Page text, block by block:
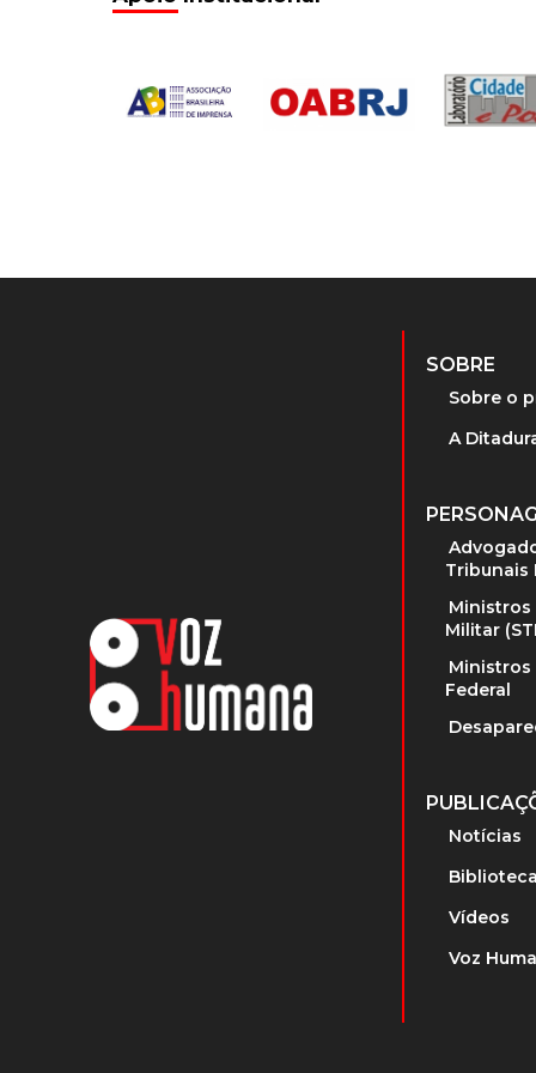
SOBRE
Sobre o
A
Tribunais
Ministros
Militar
Ministros
Federal
Notícias
Biblioteca
Vídeos
Voz